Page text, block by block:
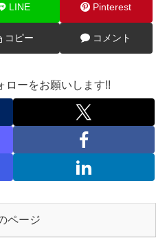
LINE Pinterest
コピー コメント
ローをお願いします!!
ページ